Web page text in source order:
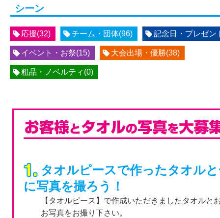
シーン
応援(32) チーム・団体(96) 記念日・プレゼン
イベント・お祭(15) 大会出場・優勝(38)
粗品・ノベルティ(0)
タオルピースで作ったタオル
に写真を撮ろう！
【タオルピース】で作成いただきましたタオルと
お写真をお撮り下さい。